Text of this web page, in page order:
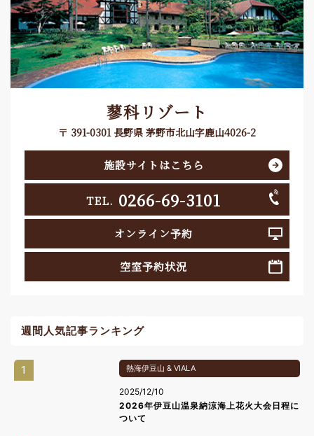
蓼科リゾート
〒 391-0301 長野県 茅野市北山字鹿山4026-2
施設サイトはこちら
TEL. 0266-69-3101
オンライン予約
空室予約状況
週間人気記事ランキング
1 熱海伊豆山 & VIALA
2025/12/10
2026年伊豆山温泉納涼海上花火大会日程に
ついて